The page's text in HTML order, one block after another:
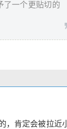
了一个更贴切的
，肯定会被拉近